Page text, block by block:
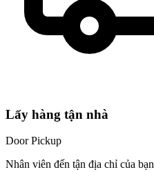
Lấy hàng tận nhà
Door Pickup
Nhân viên đến tận địa chỉ của bạn